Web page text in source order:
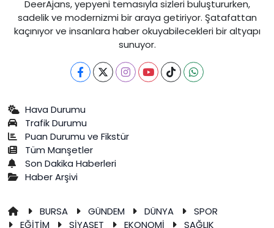
DeerAjans, yepyeni temasıyla sizleri buluştururken,
sadelik ve modernizmi bir araya getiriyor. Şatafattan
kaçınıyor ve insanlara haber okuyabilecekleri bir altyapı
sunuyor.
Hava Durumu
Trafik Durumu
Puan Durumu ve Fikstür
Tüm Manşetler
Son Dakika Haberleri
Haber Arşivi
BURSA GÜNDEM DÜNYA
SPOR
EĞİTİM
SİYASET EKONOMİ SAĞLIK